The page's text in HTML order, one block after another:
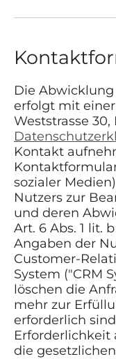
Die
erfolgt mit
Weststrasse 30,
Kontakt
sozialer
Nutzers zur
und deren
Art. 6 Abs. 1 lit.
Angaben der
Customer-
System ("CRM
löschen die
mehr zur
erforderlich
Erforderlichkeit
die